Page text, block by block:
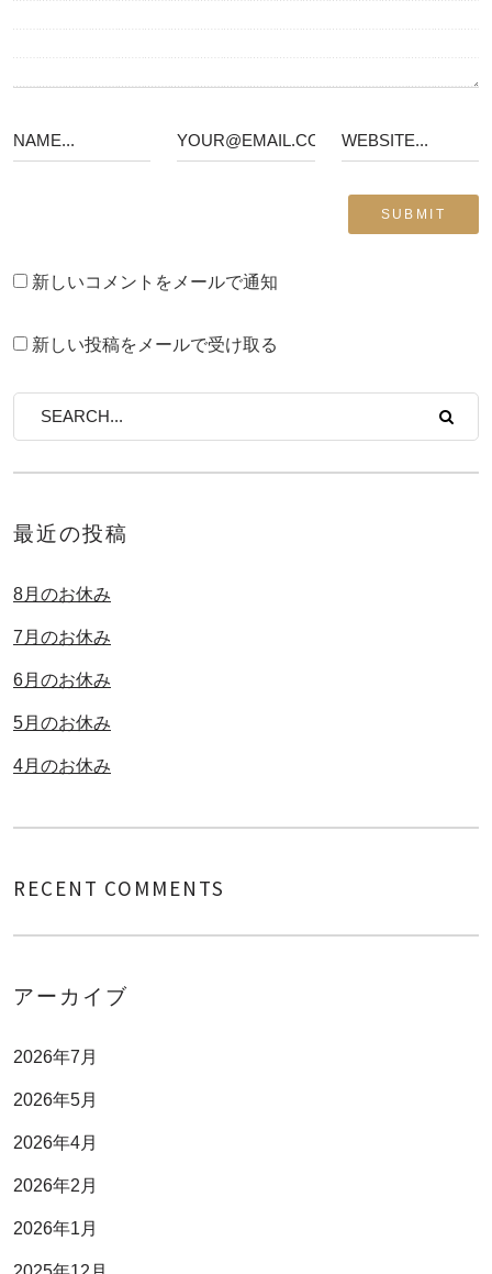
新しいコメントをメールで通知
新しい投稿をメールで受け取る
最近の投稿
8月のお休み
7月のお休み
6月のお休み
5月のお休み
4月のお休み
RECENT COMMENTS
アーカイブ
2026年7月
2026年5月
2026年4月
2026年2月
2026年1月